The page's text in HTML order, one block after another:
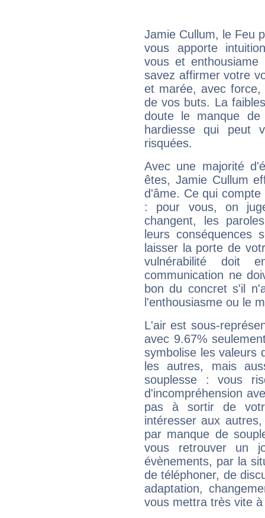
Jamie Cullum, le Feu
vous apporte
vous et
savez affirmer votre
et marée, avec
de vos buts. La
doute le manque
hardiesse qui peut
risquées.
Avec une majorité
êtes, Jamie Cullum
d'âme. Ce qui
: pour vous, on
changent, les
leurs conséquences
laisser la porte de
vulnérabilité doit
communication ne
bon du concret s'il
l'enthousiasme ou le
L'air est sous-
avec 9.67%
symbolise les valeurs
les autres, mais
souplesse : vous
d'incompréhension
pas à sortir de
intéresser aux
par manque de
vous retrouver un
évènements, par la
de téléphoner, de
adaptation,
vous mettra très vite